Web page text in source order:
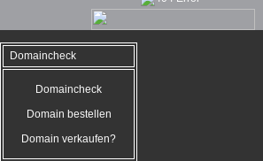
Domaincheck
Domaincheck
Domain bestellen
Domain verkaufen?